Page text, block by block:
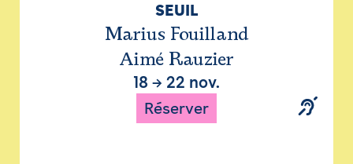
SEUIL
Marius Fouilland
Aimé Rauzier
18 → 22 nov.
Réserver